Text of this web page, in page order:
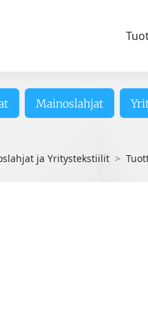
Mainoslahjat
ja Yritystekstiilit